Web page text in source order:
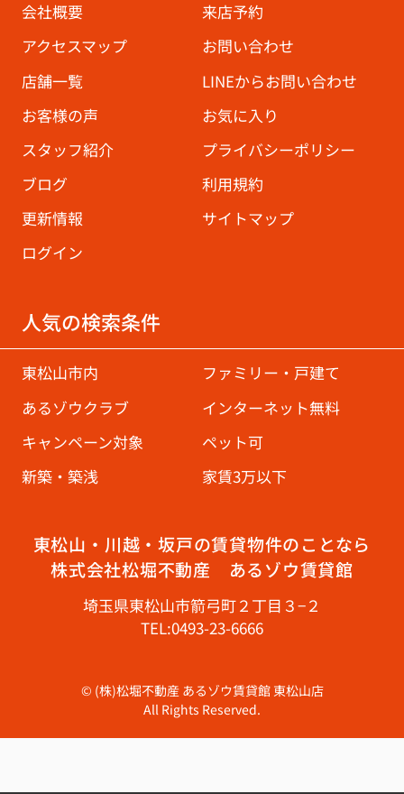
会社概要
来店予約
アクセスマップ
お問い合わせ
店舗一覧
LINEからお問い合わせ
お客様の声
お気に入り
スタッフ紹介
プライバシーポリシー
ブログ
利用規約
更新情報
サイトマップ
ログイン
人気の検索条件
東松山市内
ファミリー・戸建て
あるゾウクラブ
インターネット無料
キャンペーン対象
ペット可
新築・築浅
家賃3万以下
東松山・川越・坂戸の賃貸物件のことなら
株式会社松堀不動産 あるゾウ賃貸館
埼玉県東松山市箭弓町２丁目３−２
TEL:0493-23-6666
© (株)松堀不動産 あるゾウ賃貸館 東松山店
All Rights Reserved.